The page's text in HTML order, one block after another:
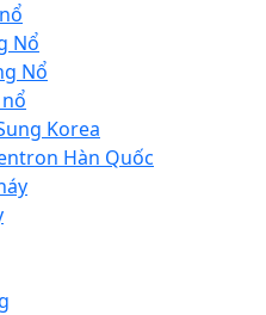
Nổ
Nổ
Korea
Hàn Quốc